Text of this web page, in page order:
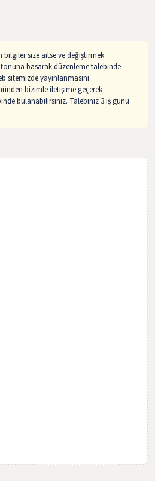
bilgiler size aitse ve değiştirmek
basarak düzenleme talebinde
sitemizde yayınlanmasını
bizimle iletişime geçerek
bulanabilirsiniz. Talebiniz 3 iş günü